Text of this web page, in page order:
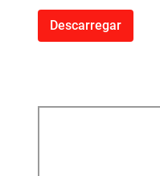
Descarregar